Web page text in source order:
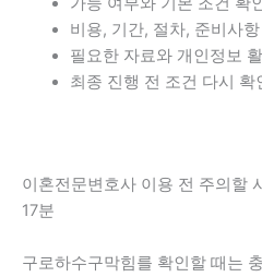
비용, 기간, 절차, 준비사
필요한 자료와 개인정보
최종 진행 전 조건 다시 확
이혼전문변호사 이용 전 주의할
17분
구로하수구막힘를 확인할 때는